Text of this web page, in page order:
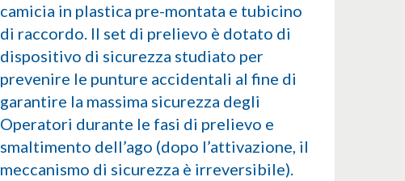
camicia in plastica pre-montata e tubicino
di raccordo. Il set di prelievo è dotato di
dispositivo di sicurezza studiato per
prevenire le punture accidentali al fine di
garantire la massima sicurezza degli
Operatori durante le fasi di prelievo e
smaltimento dell’ago (dopo l’attivazione, il
meccanismo di sicurezza è irreversibile).